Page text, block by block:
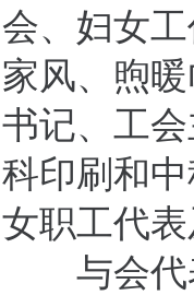
会、妇女
家风、煦
书记、工
科印刷和
女职工代
与会代表